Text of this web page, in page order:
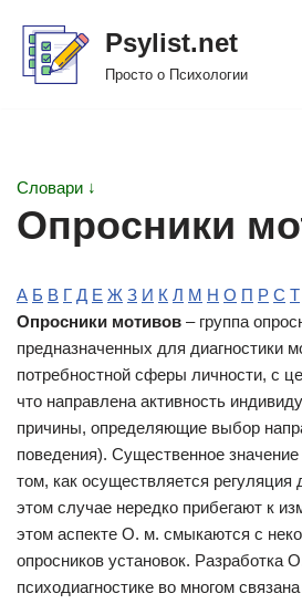
Перейти
Psylist.net
Просто о Психологии
Словари ↓
Опросники
А Б В Г Д Е Ж З И К Л М Н О П Р С Т
Опросники мотивов – группа
предназначенных для диагностики
потребностной сферы личности, с
что направлена активность
причины, определяющие выбор
поведения). Существенное
том, как осуществляется
этом случае нередко прибегают к
этом аспекте О. м. смыкаются с
опросников установок. Разработка
психодиагностике во многом